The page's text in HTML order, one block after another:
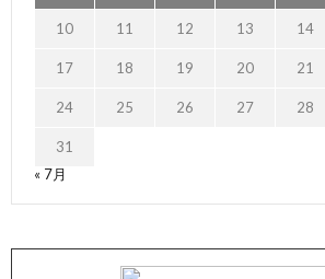
10 11 12 13 14
17 18 19 20 21
24 25 26 27 28
31
« 7月